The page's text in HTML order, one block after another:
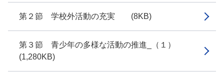
第２節 学校外活動の充実 (8KB)
第３節 青少年の多様な活動の推進_（１）
(1,280KB)